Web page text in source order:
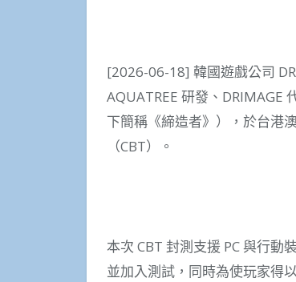
[2026-06-18] 韓國遊戲公司
AQUATREE 研發、DRIMAGE
下簡稱《締造者》），於台港
（CBT）。
本次 CBT 封測支援 PC 與行
並加入測試，同時為使玩家得